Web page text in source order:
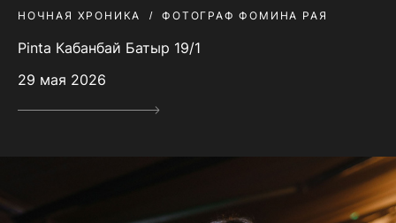
НОЧНАЯ ХРОНИКА ФОТОГРАФ ФОМИНА РАЯ
Pinta Кабанбай Батыр 19/1
29 мая 2026